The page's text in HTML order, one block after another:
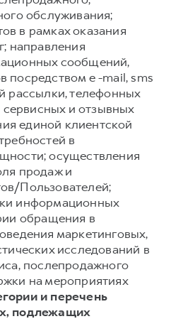
обслуживания;
в рамках оказания
направления
сообщений,
посредством e -mail, sms
рассылки, телефонных
сервисных и отзывных
единой клиентской
в
осуществления
продаж и
Пользователей;
информационных
обращения в
маркетинговых,
исследований в
послепродажного
на мероприятиях
и перечень
подлежащих